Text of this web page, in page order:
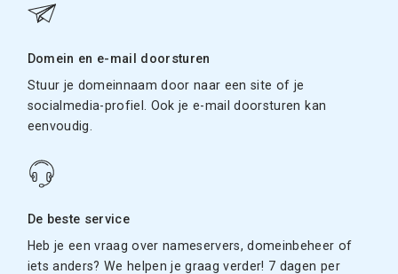
Domein en e-mail doorsturen
Stuur je domeinnaam door naar een site of je
socialmedia-profiel. Ook je e-mail doorsturen kan
eenvoudig.
De beste service
Heb je een vraag over nameservers, domeinbeheer of
iets anders? We helpen je graag verder! 7 dagen per